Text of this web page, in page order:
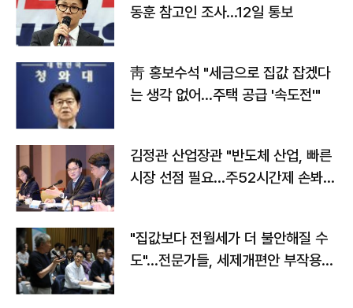
동훈 참고인 조사...12일 통보
靑 홍보수석 "세금으로 집값 잡겠다
는 생각 없어…주택 공급 '속도전'"
김정관 산업장관 "반도체 산업, 빠른
시장 선점 필요…주52시간제 손봐
"집값보다 전월세가 더 불안해질 수
도"…전문가들, 세제개편안 부작용